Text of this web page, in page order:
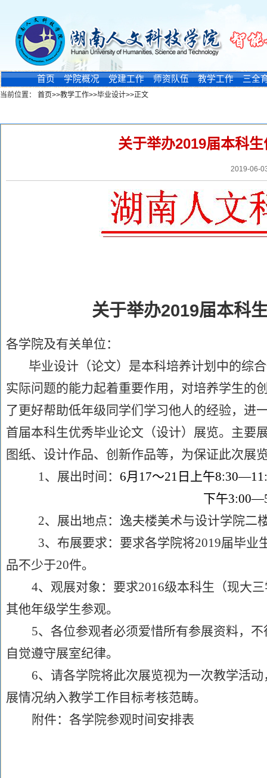
首页 学院概况 党建工作 师资队伍 教学工作 三全
当前位置： 首页>>教学工作>>毕业设计>>正文
关于举办2019届本科
2019-06-
关于举办2019届本科
各学院及有关单位：
毕业设计（论文）是本科培养计划中的综
实际问题的能力起着重要作用，对培养学生的
了更好帮助低年级同学们学习他人的经验，进
首届本科生优秀毕业论文（设计）展览。主要
图纸、设计作品、创新作品等，为保证此次展
1、展出时间： 6月 17～21 日上午8:30—
下午3:00—
2、展出地点：逸夫楼美术与设计学院二
3、布展要求：要求各学院将2019届毕业
品不少于20件。
4、观展对象：要求2016级本科生（现大
其他年级学生参观。
5、各位参观者必须爱惜所有参展资料，
自觉遵守展室纪律。
6、请各学院将此次展览视为一次教学活
展情况纳入教学工作目标考核范畴。
附件：各学院参观时间安排表